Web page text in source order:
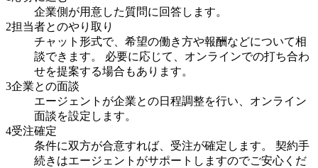
企業側が用意した質問に回答します。
2担当者とのやり取り
チャット形式で、希望の働き方や報酬などについて相
談できます。 必要に応じて、オンラインでの打ち合わ
せを提案する場合もあります。
3企業との面談
エージェントが企業との日程調整を行い、オンライン
面談を設定します。
4受注確定
条件に双方が合意すれば、受注が確定します。 契約手
続きはエージェントがサポートしますのでご安心くだ